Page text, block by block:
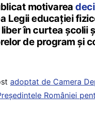
motivarea
Legii educației
în curtea școlii
de program și
adoptat de Camera
României